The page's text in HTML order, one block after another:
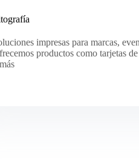
impresas para marcas,
productos como tarjetas